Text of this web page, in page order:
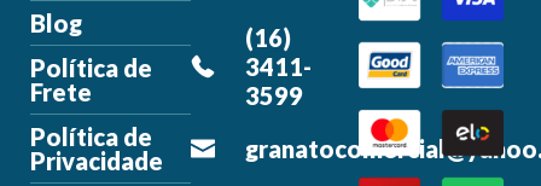
Blog
Política de
Frete
Política de
Privacidade
(16)
3411-
3599